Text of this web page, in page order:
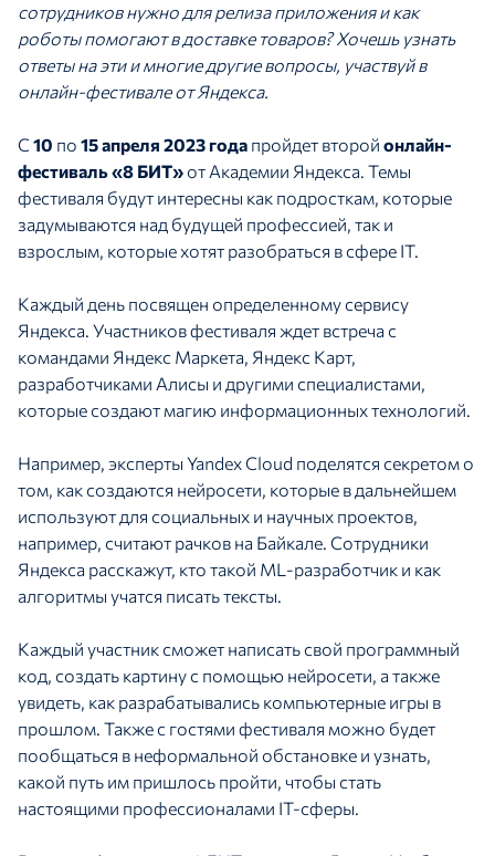
сотрудников нужно для релиза приложения и как
роботы помогают в доставке товаров? Хочешь узнать
ответы на эти и многие другие вопросы, участвуй в
онлайн-фестивале от Яндекса.
С 10 по 15 апреля 2023 года пройдет второй онлайн-
фестиваль «8 БИТ»от Академии Яндекса. Темы
фестиваля будут интересны как подросткам, которые
задумываются над будущей профессией, так и
взрослым, которые хотят разобраться в сфере IT.
Каждый день посвящен определенному сервису
Яндекса. Участников фестиваля ждет встреча с
командами Яндекс Маркета, Яндекс Карт,
разработчиками Алисы и другими специалистами,
которые создают магию информационных технологий.
Например, эксперты Yandex Cloud поделятся секретом о
том, как создаются нейросети, которые в дальнейшем
используют для социальных и научных проектов,
например, считают рачков на Байкале. Сотрудники
Яндекса расскажут, кто такой ML-разработчик и как
алгоритмы учатся писать тексты.
Каждый участник сможет написать свой программный
код, создать картину с помощью нейросети, а также
увидеть, как разрабатывались компьютерные игры в
прошлом. Также с гостями фестиваля можно будет
пообщаться в неформальной обстановке и узнать,
какой путь им пришлось пройти, чтобы стать
настоящими профессионалами IT-сферы.